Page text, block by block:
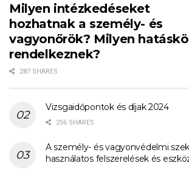
Milyen intézkedéseket
hozhatnak a személy- és
vagyonőrök? Milyen
rendelkeznek?
287 SHARES
Vizsgaidőpontok és díjak 2024
256 SHARES
A személy- és vagyonvédelmi
használatos felszerelések és